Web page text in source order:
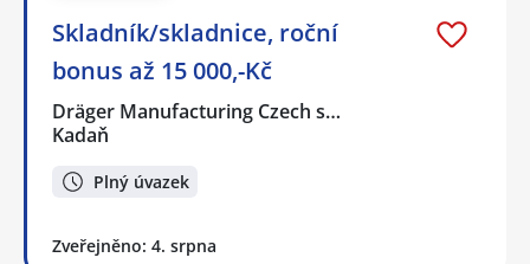
Skladník/skladnice, roční
bonus až 15 000,-Kč
Dräger Manufacturing Czech s…
Kadaň
Plný úvazek
Zveřejněno: 4. srpna